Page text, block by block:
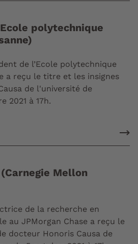
polytechnique
de l’Ecole polytechnique
a reçu le titre et les insignes
de l'université de
2021 à 17h.
Mellon
de la recherche en
au JPMorgan Chase a reçu le
docteur Honoris Causa de